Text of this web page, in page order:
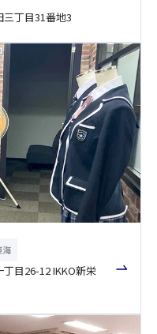
丁目31番地3
海
目26-12 IKKO新栄